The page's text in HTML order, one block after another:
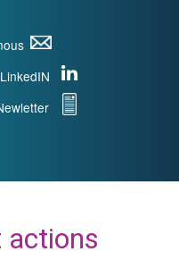
actions